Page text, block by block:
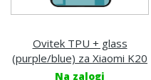
Ovitek TPU + glass
(purple/blue) za Xiaomi K20
Na zalogi